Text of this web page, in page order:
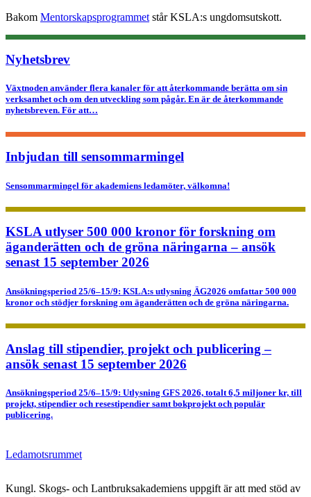
Bakom Mentorskapsprogrammet står KSLA:s ungdomsutskott.
Nyhetsbrev
Växtnoden använder flera kanaler för att återkommande berätta om sin
verksamhet och om den utveckling som pågår. En är de återkommande
nyhetsbreven. För att…
Inbjudan till sensommarmingel
Sensommarmingel för akademiens ledamöter, välkomna!
KSLA utlyser 500 000 kronor för forskning om
äganderätten och de gröna näringarna – ansök
senast 15 september 2026
Ansökningsperiod 25/6–15/9: KSLA:s utlysning ÄG2026 omfattar 500 000
kronor och stödjer forskning om äganderätten och de gröna näringarna.
Anslag till stipendier, projekt och publicering –
ansök senast 15 september 2026
Ansökningsperiod 25/6–15/9: Utlysning GFS 2026, totalt 6,5 miljoner kr, till
projekt, stipendier och resestipendier samt bokprojekt och populär
publicering.
Ledamotsrummet
Kungl. Skogs- och Lantbruksakademiens uppgift är att med stöd av